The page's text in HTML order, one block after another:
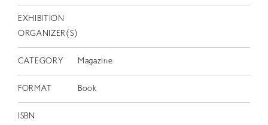
EXHIBITION
ORGANIZER(S)
CATEGORY Magazine
FORMAT Book
ISBN